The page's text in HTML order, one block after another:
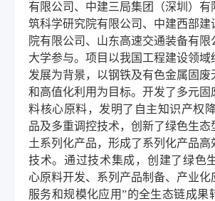
有限公司、中建三局集团（深圳）有
筑科学研究院有限公司、中建西部建
院有限公司、山东高速交通装备有限
大学参与。项目以我国工程建设领域
发展为背景，以钢铁及有色金属固废
和高值化利用为目标。开发了多元固
料核心原料，发明了自主知识产权
品及多重调控技术，创新了绿色生态
土系列化产品，形成了系列化产品高
技术。通过技术集成，创建了绿色
心原料开发、系列产品制备、产业化
服务和规模化应用”的全生态链成果